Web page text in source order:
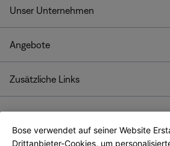
Unser Unternehmen
Angebote
Zusätzliche Links
Bose App
App
Bose verwendet auf seiner Website
Drittanbieter-Cookies, um